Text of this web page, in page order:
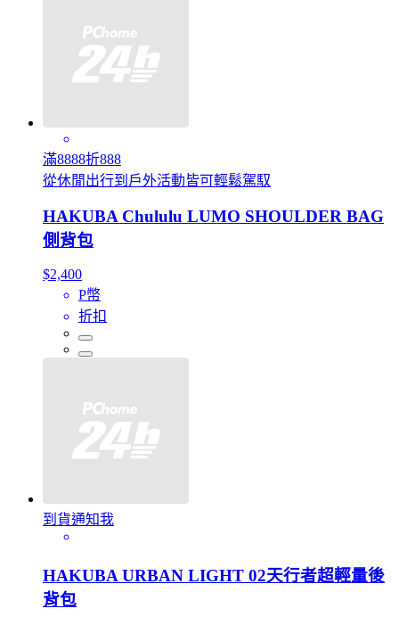
滿8888折888
從休閒出行到戶外活動皆可輕鬆駕馭
HAKUBA Chululu LUMO SHOULDER BAG
側背包
$2,400
P幣
折扣
到貨通知我
HAKUBA URBAN LIGHT 02天行者超輕量後
背包